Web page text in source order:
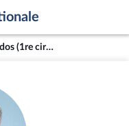
M. Joël Bruneau - Calvados (1re circonscription)